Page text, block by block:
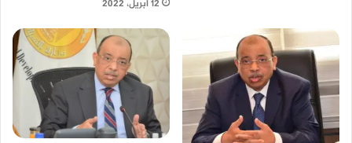
12 أبريل، 2022